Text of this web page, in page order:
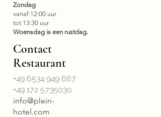
Zondag
vanaf 12:00 uur
tot 13:30 uur
Woensdag is een rustdag.
Contact
Restaurant
+49 6534 949 667
+49 172 5735030
info@plein-
hotel.com